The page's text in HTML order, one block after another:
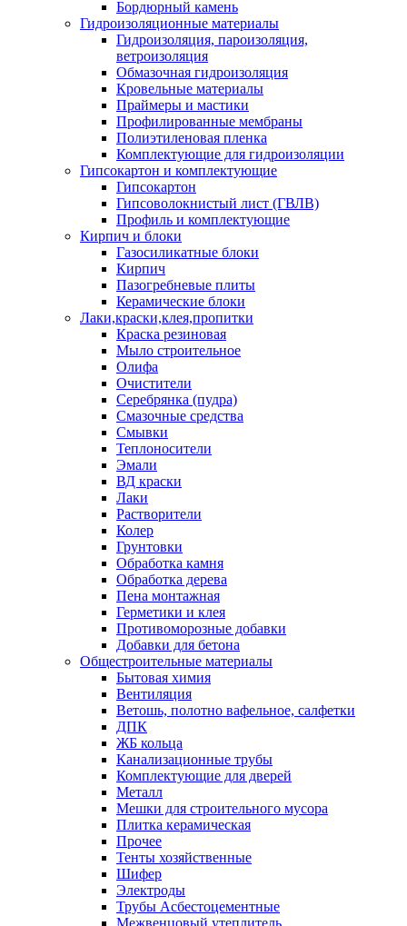
Бордюрный камень
Гидроизоляционные материалы
Гидроизоляция, пароизоляция,
ветроизоляция
Обмазочная гидроизоляция
Кровельные материалы
Праймеры и мастики
Профилированные мембраны
Полиэтиленовая пленка
Комплектующие для гидроизоляции
Гипсокартон и комплектующие
Гипсокартон
Гипсоволокнистый лист (ГВЛВ)
Профиль и комплектующие
Кирпич и блоки
Газосиликатные блоки
Кирпич
Пазогребневые плиты
Керамические блоки
Лаки,краски,клея,пропитки
Краска резиновая
Мыло строительное
Олифа
Очистители
Серебрянка (пудра)
Смазочные средства
Смывки
Теплоносители
Эмали
ВД краски
Лаки
Растворители
Колер
Грунтовки
Обработка камня
Обработка дерева
Пена монтажная
Герметики и клея
Противоморозные добавки
Добавки для бетона
Общестроительные материалы
Бытовая химия
Вентиляция
Ветошь, полотно вафельное, салфетки
ДПК
ЖБ кольца
Канализационные трубы
Комплектующие для дверей
Металл
Мешки для строительного мусора
Плитка керамическая
Прочее
Тенты хозяйственные
Шифер
Электроды
Трубы Асбестоцементные
Межвенцовый утеплитель